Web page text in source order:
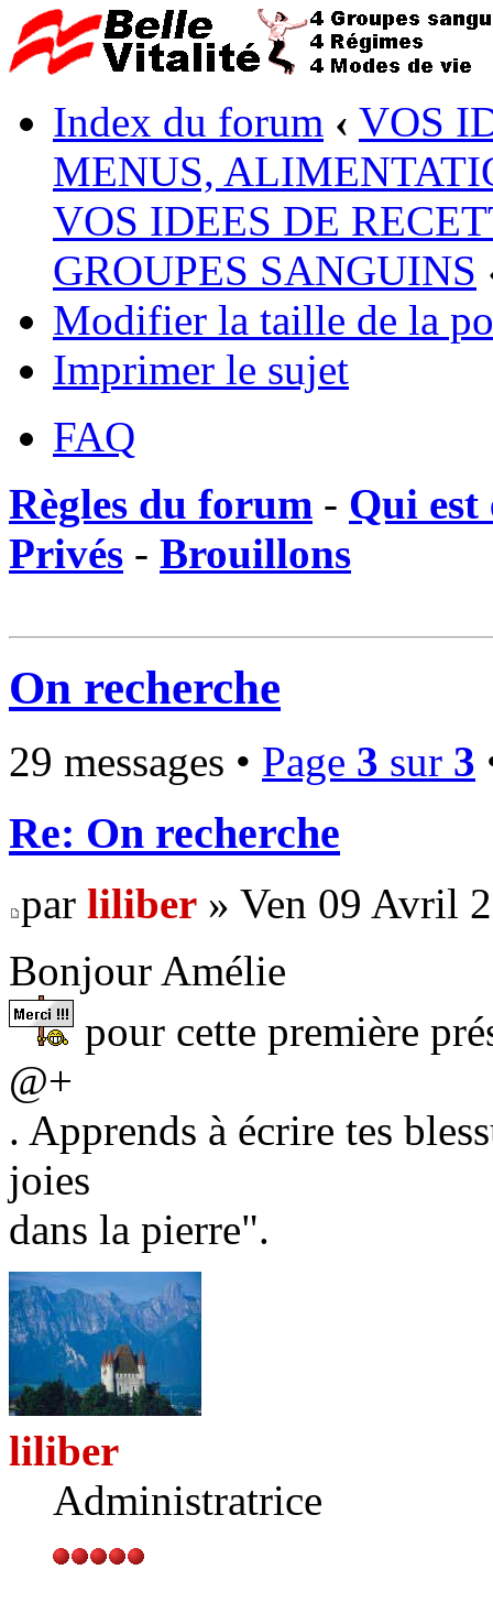
Index du forum ‹ VOS
MENUS,
VOS IDEES DE
GROUPES SANGUINS
Modifier la taille de la
Imprimer le sujet
FAQ
Règles du forum - Qui est
Privés - Brouillons
On recherche
29 messages • Page 3 sur 3
Re: On recherche
par liliber » Ven 09 Avril
Bonjour Amélie
pour cette première
@+
. Apprends à écrire tes
joies
dans la pierre".
liliber
Administratrice